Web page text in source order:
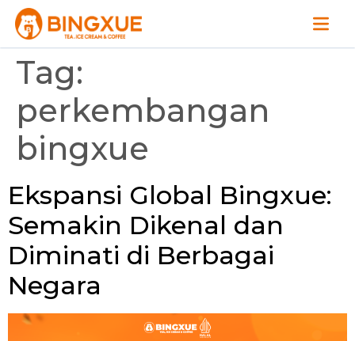
Tag:
perkembangan
bingxue
Ekspansi Global Bingxue:
Semakin Dikenal dan
Diminati di Berbagai
Negara